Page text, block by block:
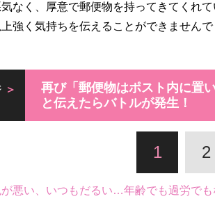
なく、厚意で郵便物を持ってきてくれ
強く気持ちを伝えることができませんで
再び「郵便物はポスト内に置
と伝えたらバトルが発生！
1 2
悪い、いつもだるい…年齢でも過労でも